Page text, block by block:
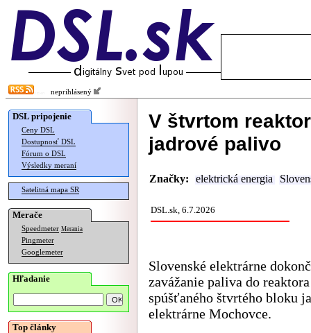
neprihlásený
DSL pripojenie
Ceny DSL
Dostupnosť DSL
Fórum o DSL
Výsledky meraní
Satelitná mapa SR
Merače
Speedmeter Merania
Pingmeter
Googlemeter
Hľadanie
Top články
V štvrtom
jadrové palivo
Značky: elektrická energia
DSL.sk, 6.7.2026
Slovenské elektrárne
zavážanie paliva do
spúšťaného štvrtého bloku
elektrárne Mochovce.